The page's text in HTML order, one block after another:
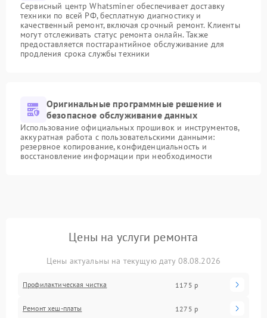
Сервисный центр Whatsminer обеспечивает доставку
техники по всей РФ, бесплатную диагностику и
качественный ремонт, включая срочный ремонт. Клиенты
могут отслеживать статус ремонта онлайн. Также
предоставляется постгарантийное обслуживание для
продления срока службы техники
Оригинальные программные решение и
безопасное обслуживание данных
Использование официальных прошивок и инструментов,
аккуратная работа с пользовательскими данными:
резервное копирование, конфиденциальность и
восстановление информации при необходимости
Цены на услуги ремонта
Цены актуальны на текущую дату 08.08.2026
Профилактическая чистка 1175 р
Ремонт хеш-платы 1275 р